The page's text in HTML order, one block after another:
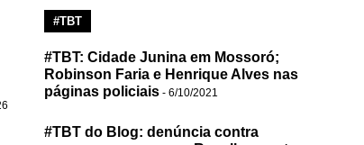
#TBT
#TBT: Cidade Junina em Mossoró;
Robinson Faria e Henrique Alves nas
páginas policiais - 6/10/2021
#TBT do Blog: denúncia contra